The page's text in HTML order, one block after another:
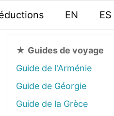
EN ES
★ Guides de voyage
Guide de l'Arménie
Guide de Géorgie
Guide de la Grèce